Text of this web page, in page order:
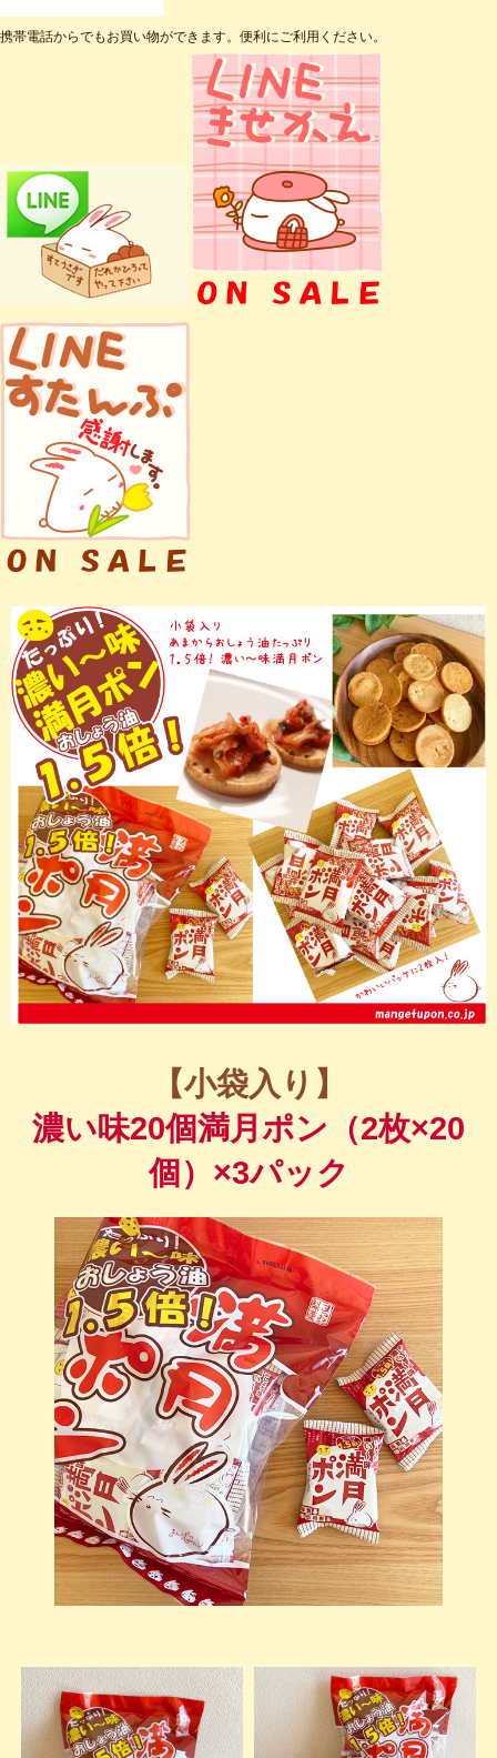
携帯電話からでもお買い物ができます。便利にご利用ください。
【小袋入り】
濃い味20個満月ポン（2枚×20
個）×3パック